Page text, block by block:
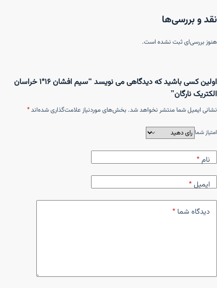
نقد و بررسی‌ها
هنوز بررسی‌ای ثبت نشده است.
اولین کسی باشید که دیدگاهی می نویسد “سیم افشان ۱۶*۱ خراسان
الکتریک نارگان”
نشانی ایمیل شما منتشر نخواهد شد. بخش‌های موردنیاز علامت‌گذاری شده‌اند*
امتیاز شما
نام*
ایمیل*
دیدگاه شما *